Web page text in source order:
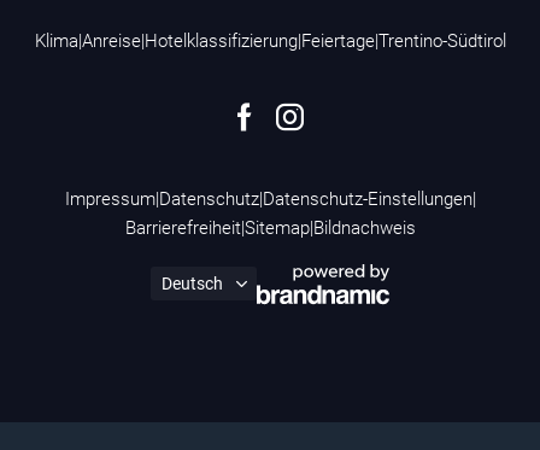
Klima|Anreise|Hotelklassifizierung|Feiertage|Trentino-Südtirol
Impressum|Datenschutz|Datenschutz-Einstellungen|
Barrierefreiheit|Sitemap|Bildnachweis